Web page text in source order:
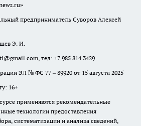
предприниматель Суворов Алексей
Э. И.
, тел: +7 985 814 3429
ЭЛ № ФС 77 – 89920 от 15 августа 2025
16+
применяются рекомендательные
технологии предоставления
систематизации и анализа сведений,